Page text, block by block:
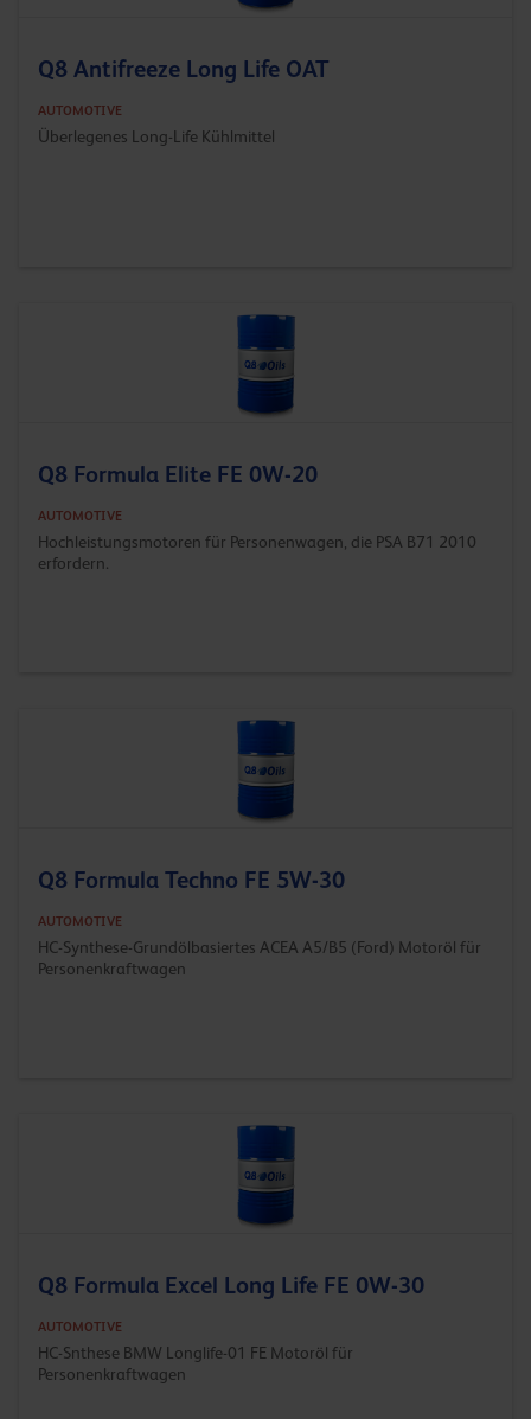
Q8 Antifreeze Long Life OAT
AUTOMOTIVE
Überlegenes Long-Life Kühlmittel
Q8 Formula Elite FE 0W-20
AUTOMOTIVE
Hochleistungsmotoren für Personenwagen, die PSA B71 2010
erfordern.
Q8 Formula Techno FE 5W-30
AUTOMOTIVE
HC-Synthese-Grundölbasiertes ACEA A5/B5 (Ford) Motoröl für
Personenkraftwagen
Q8 Formula Excel Long Life FE 0W-30
AUTOMOTIVE
HC-Snthese BMW Longlife-01 FE Motoröl für
Personenkraftwagen